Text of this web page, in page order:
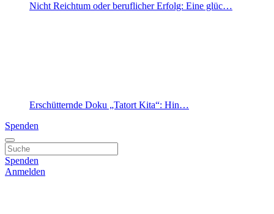
Nicht Reichtum oder beruflicher Erfolg: Eine glüc…
Erschütternde Doku „Tatort Kita“: Hin…
Spenden
Spenden
Anmelden